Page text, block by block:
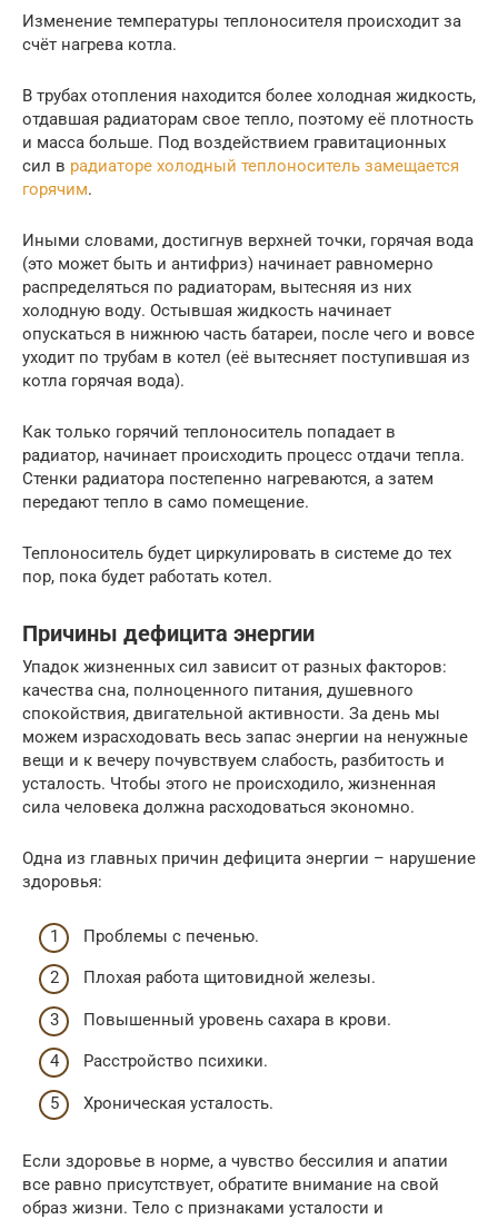
Изменение температуры теплоносителя происходит за
счёт нагрева котла.
В трубах отопления находится более холодная жидкость,
отдавшая радиаторам свое тепло, поэтому её плотность
и масса больше. Под воздействием гравитационных
сил в радиаторе холодный теплоноситель замещается
горячим.
Иными словами, достигнув верхней точки, горячая вода
(это может быть и антифриз) начинает равномерно
распределяться по радиаторам, вытесняя из них
холодную воду. Остывшая жидкость начинает
опускаться в нижнюю часть батареи, после чего и вовсе
уходит по трубам в котел (её вытесняет поступившая из
котла горячая вода).
Как только горячий теплоноситель попадает в
радиатор, начинает происходить процесс отдачи тепла.
Стенки радиатора постепенно нагреваются, а затем
передают тепло в само помещение.
Теплоноситель будет циркулировать в системе до тех
пор, пока будет работать котел.
Причины дефицита энергии
Упадок жизненных сил зависит от разных факторов:
качества сна, полноценного питания, душевного
спокойствия, двигательной активности. За день мы
можем израсходовать весь запас энергии на ненужные
вещи и к вечеру почувствуем слабость, разбитость и
усталость. Чтобы этого не происходило, жизненная
сила человека должна расходоваться экономно.
Одна из главных причин дефицита энергии – нарушение
здоровья:
Проблемы с печенью.
Плохая работа щитовидной железы.
Повышенный уровень сахара в крови.
Расстройство психики.
Хроническая усталость.
Если здоровье в норме, а чувство бессилия и апатии
все равно присутствует, обратите внимание на свой
образ жизни. Тело с признаками усталости и